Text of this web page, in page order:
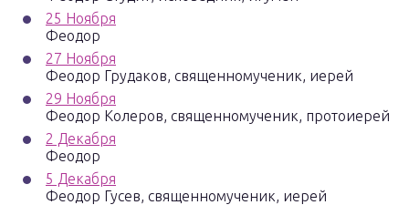
25 Ноября
Феодор
27 Ноября
Феодор Грудаков, священномученик, иерей
29 Ноября
Феодор Колеров, священномученик, протоиерей
2 Декабря
Феодор
5 Декабря
Феодор Гусев, священномученик, иерей